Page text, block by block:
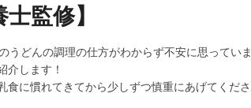
監修】
どんの調理の仕方がわからず不安に思ってい
介します！
に慣れてきてから少しずつ慎重にあげてくださ